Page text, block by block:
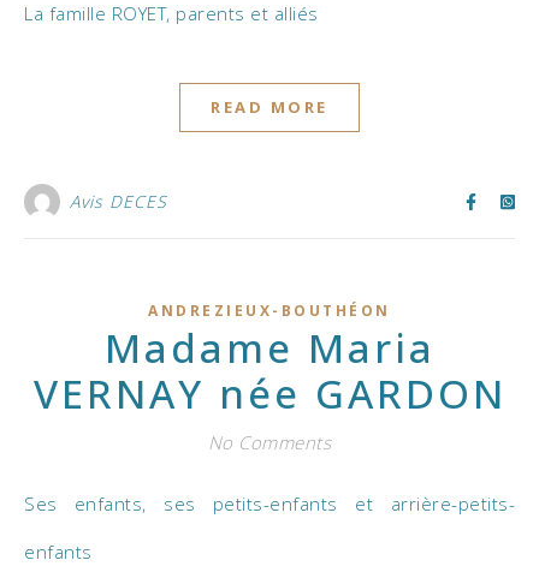
La famille ROYET, parents et alliés
READ MORE
Avis DECES
ANDREZIEUX-BOUTHÉON
Madame Maria
VERNAY née GARDON
No Comments
Ses enfants, ses petits-enfants et arrière-petits-
enfants